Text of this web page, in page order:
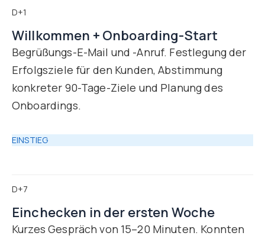
D+1
Willkommen + Onboarding-Start
Begrüßungs-E-Mail und -Anruf. Festlegung der
Erfolgsziele für den Kunden, Abstimmung
konkreter 90-Tage-Ziele und Planung des
Onboardings.
EINSTIEG
D+7
Einchecken in der ersten Woche
Kurzes Gespräch von 15–20 Minuten. Konnten